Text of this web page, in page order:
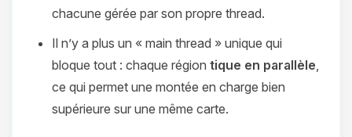
chacune gérée par son propre thread.
Il n’y a plus un « main thread » unique qui
bloque tout : chaque région tique en parallèle
ce qui permet une montée en charge bien
supérieure sur une même carte.